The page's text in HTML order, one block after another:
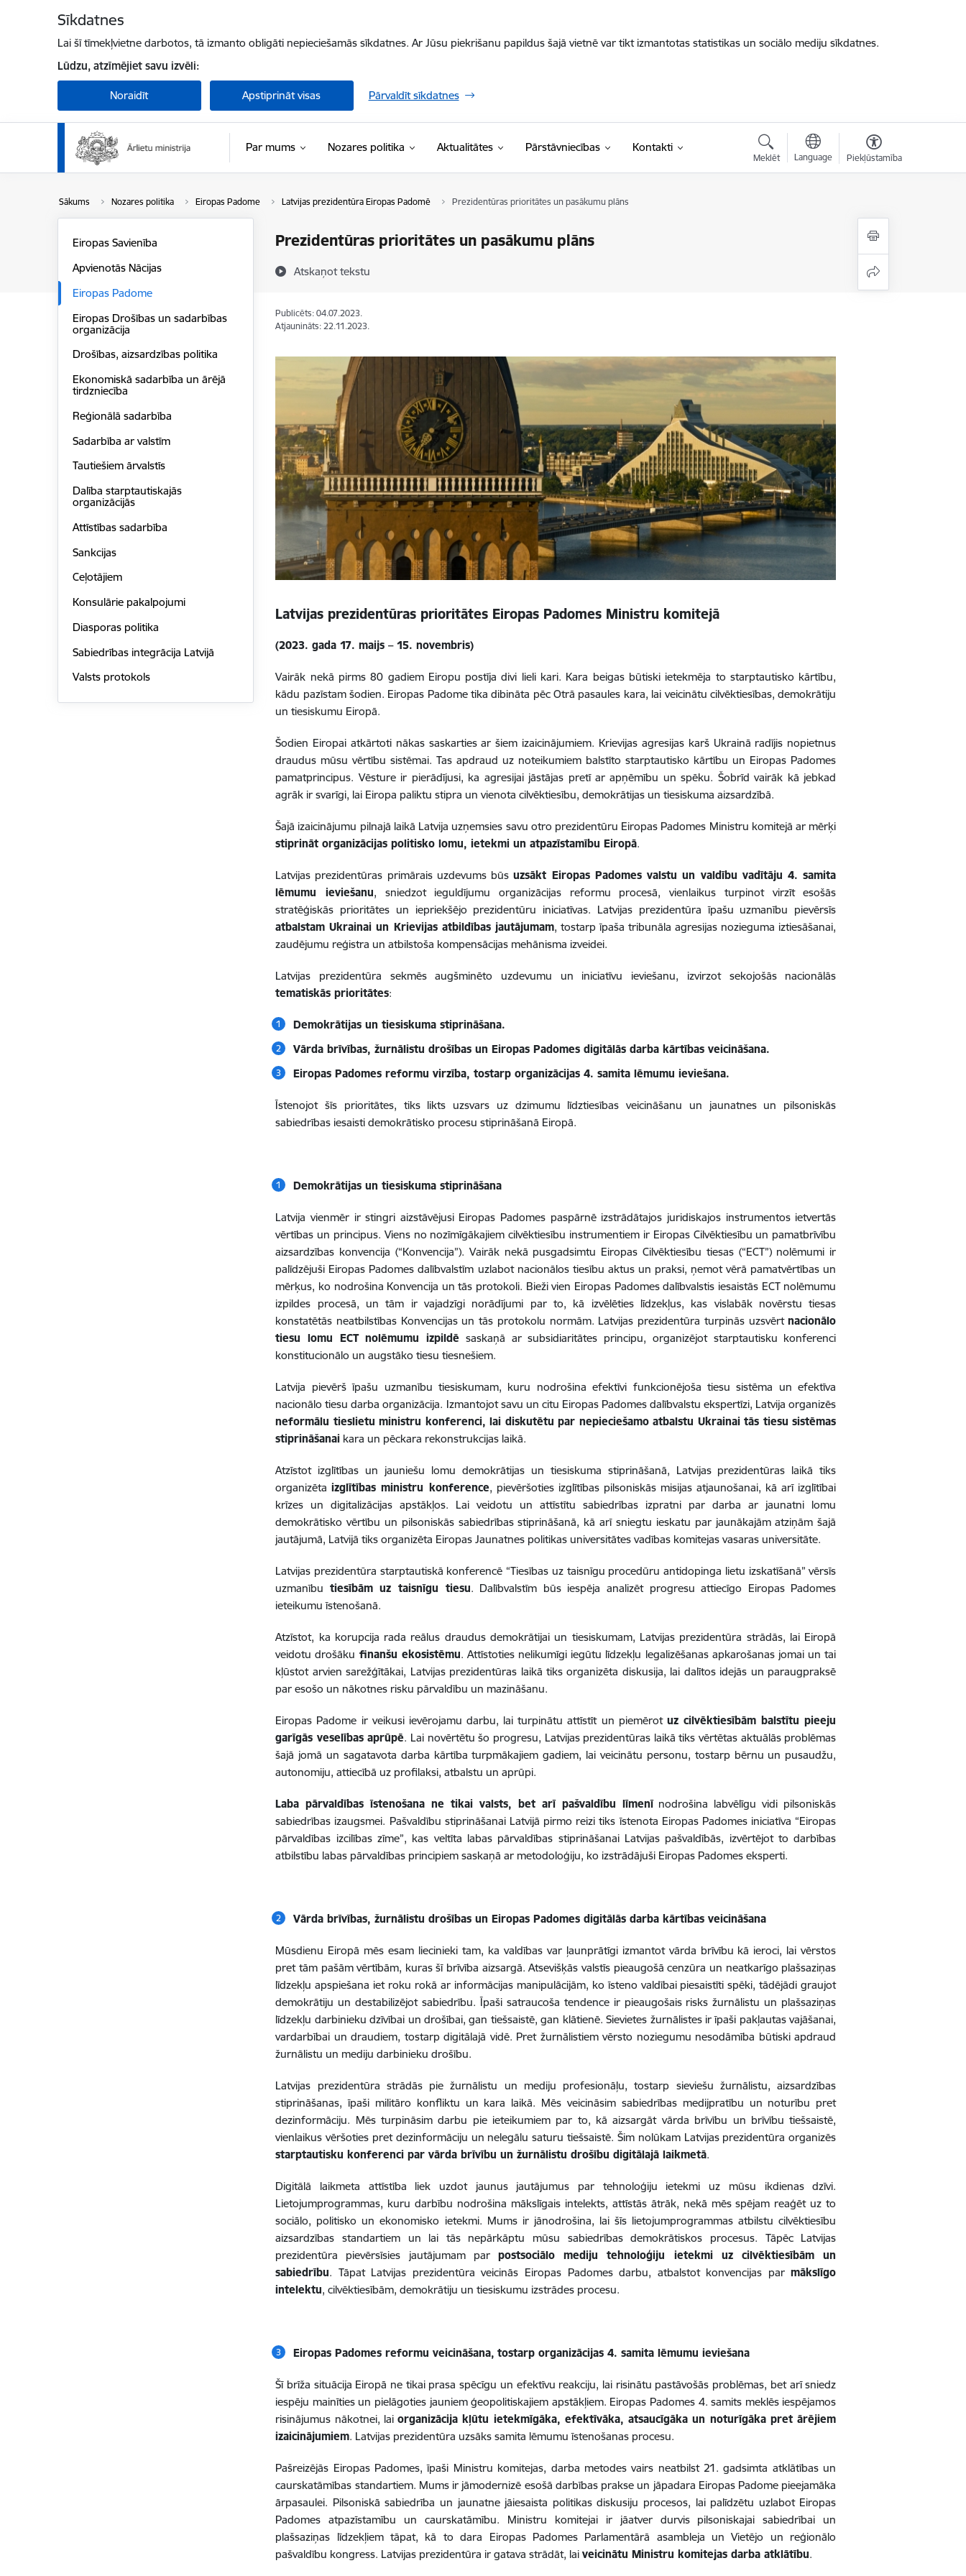
Sīkdatnes
Lai šī tīmekļvietne darbotos, tā izmanto obligāti nepieciešamās sīkdatnes. Ar Jūsu piekrišanu papildus šajā vietnē var tikt izmantotas statistikas un sociālo mediju sīkdatnes.
Lūdzu, atzīmējiet savu izvēli:
Noraidīt Apstiprināt visas Pārvaldīt sīkdatnes
Par mums Nozares politika Aktualitātes Pārstāvniecības Kontakti
Meklēt Language Piekļūstamība
Sākums Nozares politika Eiropas Padome Latvijas prezidentūra Eiropas Padomē Prezidentūras prioritātes un pasākumu plāns
Prezidentūras prioritātes un pasākumu plāns
Atskaņot tekstu
Eiropas Savienība
Apvienotās Nācijas
Eiropas Padome
Eiropas Drošības un sadarbības
organizācija
Drošības, aizsardzības politika
Ekonomiskā sadarbība un ārējā
tirdzniecība
Reģionālā sadarbība
Sadarbība ar valstīm
Tautiešiem ārvalstīs
Dalība starptautiskajās
organizācijās
Attīstības sadarbība
Sankcijas
Ceļotājiem
Konsulārie pakalpojumi
Diasporas politika
Sabiedrības integrācija Latvijā
Valsts protokols
Publicēts: 04.07.2023.
Atjaunināts: 22.11.2023.
Latvijas prezidentūras prioritātes Eiropas Padomes Ministru komitejā
(2023. gada 17. maijs – 15. novembris)
Vairāk nekā pirms 80 gadiem Eiropu postīja divi lieli kari. Kara beigas būtiski ietekmēja to starptautisko kārtību,
kādu pazīstam šodien. Eiropas Padome tika dibināta pēc Otrā pasaules kara, lai veicinātu cilvēktiesības, demokrātiju
un tiesiskumu Eiropā.
Šodien Eiropai atkārtoti nākas saskarties ar šiem izaicinājumiem. Krievijas agresijas karš Ukrainā radījis nopietnus
draudus mūsu vērtību sistēmai. Tas apdraud uz noteikumiem balstīto starptautisko kārtību un Eiropas Padomes
pamatprincipus. Vēsture ir pierādījusi, ka agresijai jāstājas pretī ar apņēmību un spēku. Šobrīd vairāk kā jebkad
agrāk ir svarīgi, lai Eiropa paliktu stipra un vienota cilvēktiesību, demokrātijas un tiesiskuma aizsardzībā.
Šajā izaicinājumu pilnajā laikā Latvija uzņemsies savu otro prezidentūru Eiropas Padomes Ministru komitejā ar mērķi
stiprināt organizācijas politisko lomu, ietekmi un atpazīstamību Eiropā.
Latvijas prezidentūras primārais uzdevums būsuzsākt Eiropas Padomes valstu un valdību vadītāju 4. samita
lēmumu ieviešanu, sniedzot ieguldījumu organizācijas reformu procesā, vienlaikus turpinot virzīt esošās
stratēģiskās prioritātes un iepriekšējo prezidentūru iniciatīvas. Latvijas prezidentūra īpašu uzmanību pievērsīs
atbalstam Ukrainai un Krievijas atbildības jautājumam, tostarp īpaša tribunāla agresijas nozieguma iztiesāšanai,
zaudējumu reģistra un atbilstoša kompensācijas mehānisma izveidei.
Latvijas prezidentūra sekmēs augšminēto uzdevumu un iniciatīvu ieviešanu, izvirzot sekojošās nacionālās
tematiskās prioritātes:
Demokrātijas un tiesiskuma stiprināšana.
Vārda brīvības, žurnālistu drošības un Eiropas Padomes digitālās darba kārtības veicināšana.
Eiropas Padomes reformu virzība, tostarp organizācijas 4. samita lēmumu ieviešana.
Īstenojot šīs prioritātes, tiks likts uzsvars uz dzimumu līdztiesības veicināšanu un jaunatnes un pilsoniskās
sabiedrības iesaisti demokrātisko procesu stiprināšanā Eiropā.
Demokrātijas un tiesiskuma stiprināšana
Latvija vienmēr ir stingri aizstāvējusi Eiropas Padomes paspārnē izstrādātajos juridiskajos instrumentos ietvertās
vērtības un principus. Viens no nozīmīgākajiem cilvēktiesību instrumentiem ir Eiropas Cilvēktiesību un pamatbrīvību
aizsardzības konvencija (“Konvencija”). Vairāk nekā pusgadsimtu Eiropas Cilvēktiesību tiesas (“ECT”) nolēmumi ir
palīdzējuši Eiropas Padomes dalībvalstīm uzlabot nacionālos tiesību aktus un praksi, ņemot vērā pamatvērtības un
mērķus, ko nodrošina Konvencija un tās protokoli. Bieži vien Eiropas Padomes dalībvalstis iesaistās ECT nolēmumu
izpildes procesā, un tām ir vajadzīgi norādījumi par to, kā izvēlēties līdzekļus, kas vislabāk novērstu tiesas
konstatētās neatbilstības Konvencijas un tās protokolu normām. Latvijas prezidentūra turpinās uzsvērtnacionālo
tiesu lomu ECT nolēmumu izpildē saskaņā ar subsidiaritātes principu, organizējot starptautisku konferenci
konstitucionālo un augstāko tiesu tiesnešiem.
Latvija pievērš īpašu uzmanību tiesiskumam, kuru nodrošina efektīvi funkcionējoša tiesu sistēma un efektīva
nacionālo tiesu darba organizācija. Izmantojot savu un citu Eiropas Padomes dalībvalstu ekspertīzi, Latvija organizēs
neformālu tieslietu ministru konferenci, lai diskutētu par nepieciešamo atbalstu Ukrainai tās tiesu sistēmas
stiprināšanai kara un pēckara rekonstrukcijas laikā.
Atzīstot izglītības un jauniešu lomu demokrātijas un tiesiskuma stiprināšanā, Latvijas prezidentūras laikā tiks
organizētaizglītības ministru konference, pievēršoties izglītības pilsoniskās misijas atjaunošanai, kā arī izglītībai
krīzes un digitalizācijas apstākļos. Lai veidotu un attīstītu sabiedrības izpratni par darba ar jaunatni lomu
demokrātisko vērtību un pilsoniskās sabiedrības stiprināšanā, kā arī sniegtu ieskatu par jaunākajām atziņām šajā
jautājumā, Latvijā tiks organizēta Eiropas Jaunatnes politikas universitātesvadības komitejas vasaras universitāte.
Latvijas prezidentūra starptautiskā konferencē “Tiesības uz taisnīgu procedūru antidopinga lietu izskatīšanā” vērsīs
uzmanību tiesībām uz taisnīgu tiesu. Dalībvalstīm būs iespēja analizēt progresu attiecīgo Eiropas Padomes
ieteikumu īstenošanā.
Atzīstot, ka korupcija rada reālus draudus demokrātijai un tiesiskumam, Latvijas prezidentūra strādās, lai Eiropā
veidotu drošāku finanšu ekosistēmu. Attīstoties nelikumīgi iegūtu līdzekļu legalizēšanas apkarošanas jomai un tai
kļūstot arvien sarežģītākai, Latvijas prezidentūras laikā tiks organizēta diskusija, lai dalītos idejās un paraugpraksē
par esošo un nākotnes risku pārvaldību un mazināšanu.
Eiropas Padome ir veikusi ievērojamu darbu, lai turpinātu attīstīt un piemērot uz cilvēktiesībām balstītu pieeju
garīgās veselības aprūpē. Lai novērtētu šo progresu, Latvijas prezidentūras laikā tiks vērtētas aktuālās problēmas
šajā jomā un sagatavota darba kārtība turpmākajiem gadiem, lai veicinātu personu, tostarp bērnu un pusaudžu,
autonomiju, attiecībā uz profilaksi, atbalstu un aprūpi.
Laba pārvaldības īstenošana ne tikai valsts, bet arī pašvaldību līmenīnodrošina labvēlīgu vidi pilsoniskās
sabiedrības izaugsmei. Pašvaldību stiprināšanai Latvijā pirmo reizi tiks īstenota Eiropas Padomes iniciatīva “Eiropas
pārvaldības izcilības zīme”, kas veltīta labas pārvaldības stiprināšanai Latvijas pašvaldībās, izvērtējot to darbības
atbilstību labas pārvaldības principiem saskaņā ar metodoloģiju, ko izstrādājuši Eiropas Padomes eksperti.
Vārda brīvības, žurnālistu drošības un Eiropas Padomes digitālās darba kārtības veicināšana
Mūsdienu Eiropā mēs esam liecinieki tam, ka valdības var ļaunprātīgi izmantot vārda brīvību kā ieroci, lai vērstos
pret tām pašām vērtībām, kuras šī brīvība aizsargā. Atsevišķās valstīs pieaugošā cenzūra un neatkarīgo plašsaziņas
līdzekļu apspiešana iet roku rokā ar informācijas manipulācijām, ko īsteno valdībai piesaistīti spēki, tādējādi graujot
demokrātiju un destabilizējot sabiedrību. Īpaši satraucoša tendence ir pieaugošais risks žurnālistu un plašsaziņas
līdzekļu darbinieku dzīvībai un drošībai, gan tiešsaistē, gan klātienē. Sievietes žurnālistes ir īpaši pakļautas vajāšanai,
vardarbībai un draudiem, tostarp digitālajā vidē. Pret žurnālistiem vērsto noziegumu nesodāmība būtiski apdraud
žurnālistu un mediju darbinieku drošību.
Latvijas prezidentūra strādās pie žurnālistu un mediju profesionāļu, tostarp sieviešu žurnālistu, aizsardzības
stiprināšanas, īpaši militāro konfliktu un kara laikā. Mēs veicināsim sabiedrības medijpratību un noturību pret
dezinformāciju. Mēs turpināsim darbu pie ieteikumiem par to, kā aizsargāt vārda brīvību un brīvību tiešsaistē,
vienlaikus vēršoties pret dezinformāciju un nelegālu saturu tiešsaistē. Šim nolūkam Latvijas prezidentūra organizēs
starptautisku konferenci par vārda brīvību un žurnālistu drošību digitālajā laikmetā.
Digitālā laikmeta attīstība liek uzdot jaunus jautājumus par tehnoloģiju ietekmi uz mūsu ikdienas dzīvi.
Lietojumprogrammas, kuru darbību nodrošina mākslīgais intelekts, attīstās ātrāk, nekā mēs spējam reaģēt uz to
sociālo, politisko un ekonomisko ietekmi. Mums ir jānodrošina, lai šīs lietojumprogrammas atbilstu cilvēktiesību
aizsardzības standartiem un lai tās nepārkāptu mūsu sabiedrības demokrātiskos procesus. Tāpēc Latvijas
prezidentūra pievērsīsies jautājumam parpostsociālo mediju tehnoloģiju ietekmi uz cilvēktiesībām un
sabiedrību. Tāpat Latvijas prezidentūra veicinās Eiropas Padomes darbu, atbalstot konvencijas parmākslīgo
intelektu, cilvēktiesībām, demokrātiju un tiesiskumu izstrādes procesu.
Eiropas Padomes reformu veicināšana, tostarp organizācijas 4. samita lēmumu ieviešana
Šī brīža situācija Eiropā ne tikai prasa spēcīgu un efektīvu reakciju, lai risinātu pastāvošās problēmas, bet arī sniedz
iespēju mainīties un pielāgoties jauniem ģeopolitiskajiem apstākļiem. Eiropas Padomes 4. samits meklēs iespējamos
risinājumus nākotnei, laiorganizācija kļūtu ietekmīgāka, efektīvāka, atsaucīgāka un noturīgāka pret ārējiem
izaicinājumiem. Latvijas prezidentūra uzsāks samita lēmumu īstenošanas procesu.
Pašreizējās Eiropas Padomes, īpaši Ministru komitejas, darba metodes vairs neatbilst 21. gadsimta atklātības un
caurskatāmības standartiem. Mums ir jāmodernizē esošā darbības prakse un jāpadara Eiropas Padome pieejamāka
ārpasaulei. Pilsoniskā sabiedrība un jaunatne jāiesaista politikas diskusiju procesos, lai palīdzētu uzlabot Eiropas
Padomes atpazīstamību un caurskatāmību. Ministru komitejai ir jāatver durvis pilsoniskajai sabiedrībai un
plašsaziņas līdzekļiem tāpat, kā to dara Eiropas Padomes Parlamentārā asambleja un Vietējo un reģionālo
pašvaldību kongress. Latvijas prezidentūra ir gatava strādāt, laiveicinātu Ministru komitejas darba atklātību.